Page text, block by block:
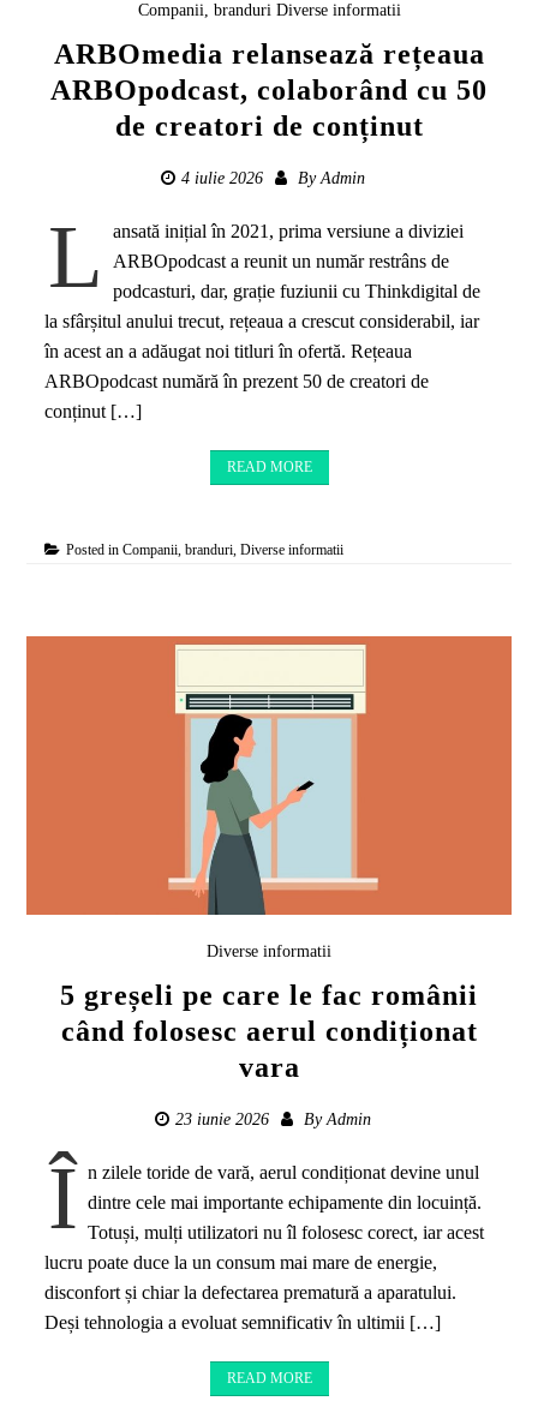
Companii, branduri Diverse informatii
ARBOmedia relansează rețeaua
ARBOpodcast, colaborând cu 50
de creatori de conținut
4 iulie 2026 By Admin
L
ansată inițial în 2021, prima versiune a diviziei
ARBOpodcast a reunit un număr restrâns de
podcasturi, dar, grație fuziunii cu Thinkdigital de
la sfârșitul anului trecut, rețeaua a crescut considerabil, iar
în acest an a adăugat noi titluri în ofertă. Rețeaua
ARBOpodcast numără în prezent 50 de creatori de
conținut […]
READ MORE
Posted inCompanii, branduri ,Diverse informatii
Diverse informatii
5 greșeli pe care le fac românii
când folosesc aerul condiționat
vara
23 iunie 2026 ByAdmin
Î n zilele toride de vară, aerul condiționat devine unul
dintre cele mai importante echipamente din locuință.
Totuși, mulți utilizatori nu îl folosesc corect, iar acest
lucru poate duce la un consum mai mare de energie,
disconfort și chiar la defectarea prematură a aparatului.
Deși tehnologia a evoluat semnificativ în ultimii […]
READ MORE